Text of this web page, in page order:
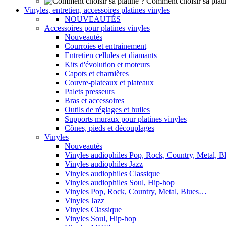
Vinyles, entretien, accessoires platines vinyles
NOUVEAUTÉS
Accessoires pour platines vinyles
Nouveautés
Courroies et entrainement
Entretien cellules et diamants
Kits d'évolution et moteurs
Capots et charnières
Couvre-plateaux et plateaux
Palets presseurs
Bras et accessoires
Outils de réglages et huiles
Supports muraux pour platines vinyles
Cônes, pieds et découplages
Vinyles
Nouveautés
Vinyles audiophiles Pop, Rock, Country, Metal,
Vinyles audiophiles Jazz
Vinyles audiophiles Classique
Vinyles audiophiles Soul, Hip-hop
Vinyles Pop, Rock, Country, Metal, Blues…
Vinyles Jazz
Vinyles Classique
Vinyles Soul, Hip-hop